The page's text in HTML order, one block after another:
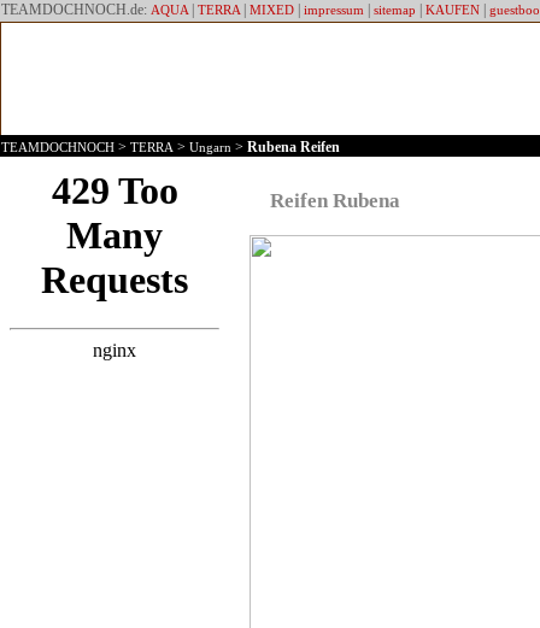
TEAMDOCHNOCH.de: AQUA TERRA MIXED impressum sitemap KAUFEN
TEAMDOCHNOCH > TERRA > Ungarn > Rubena Reifen
Reifen Rubena